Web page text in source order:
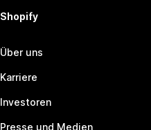
Shopify
Über uns
Karriere
Investoren
Presse und Medien